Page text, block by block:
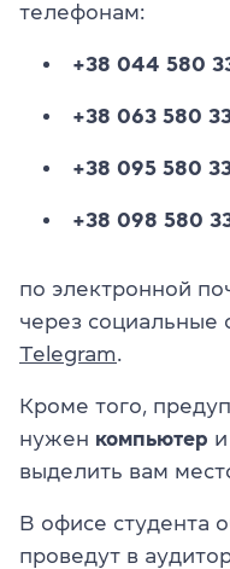
телефонам:
+38 044 580
+38 063 580
+38 095 580
+38 098 580
по электронной
через социальные
Telegram.
Кроме того,
нужен компьютер и
выделить вам
В офисе студента
проведут в